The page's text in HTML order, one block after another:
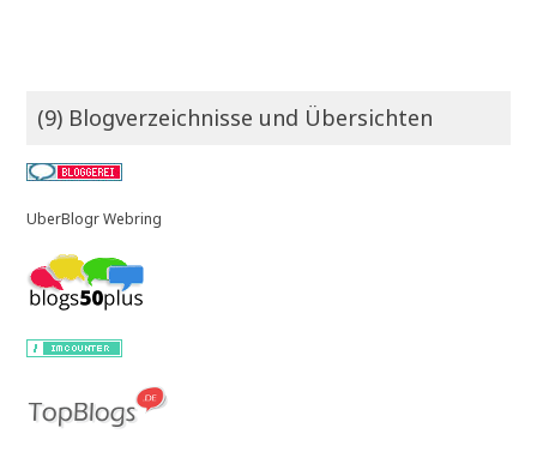
(9) Blogverzeichnisse und Übersichten
UberBlogr Webring